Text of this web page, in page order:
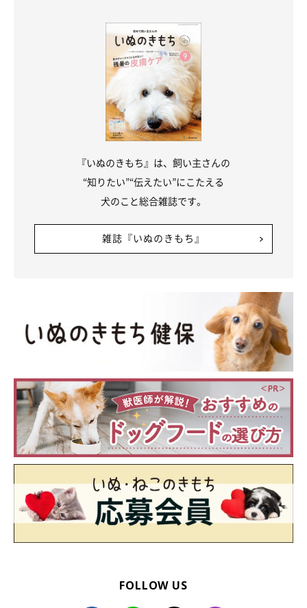
『いぬのきもち』は、飼い主さんの
“知りたい”“伝えたい”にこたえる
犬のこと総合雑誌です。
雑誌『いぬのきもち』
FOLLOW US